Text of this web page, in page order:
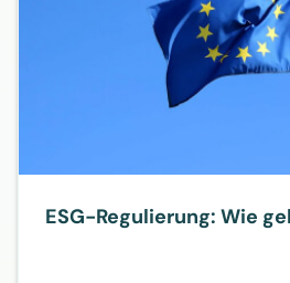
ESG-Regulierung: Wie